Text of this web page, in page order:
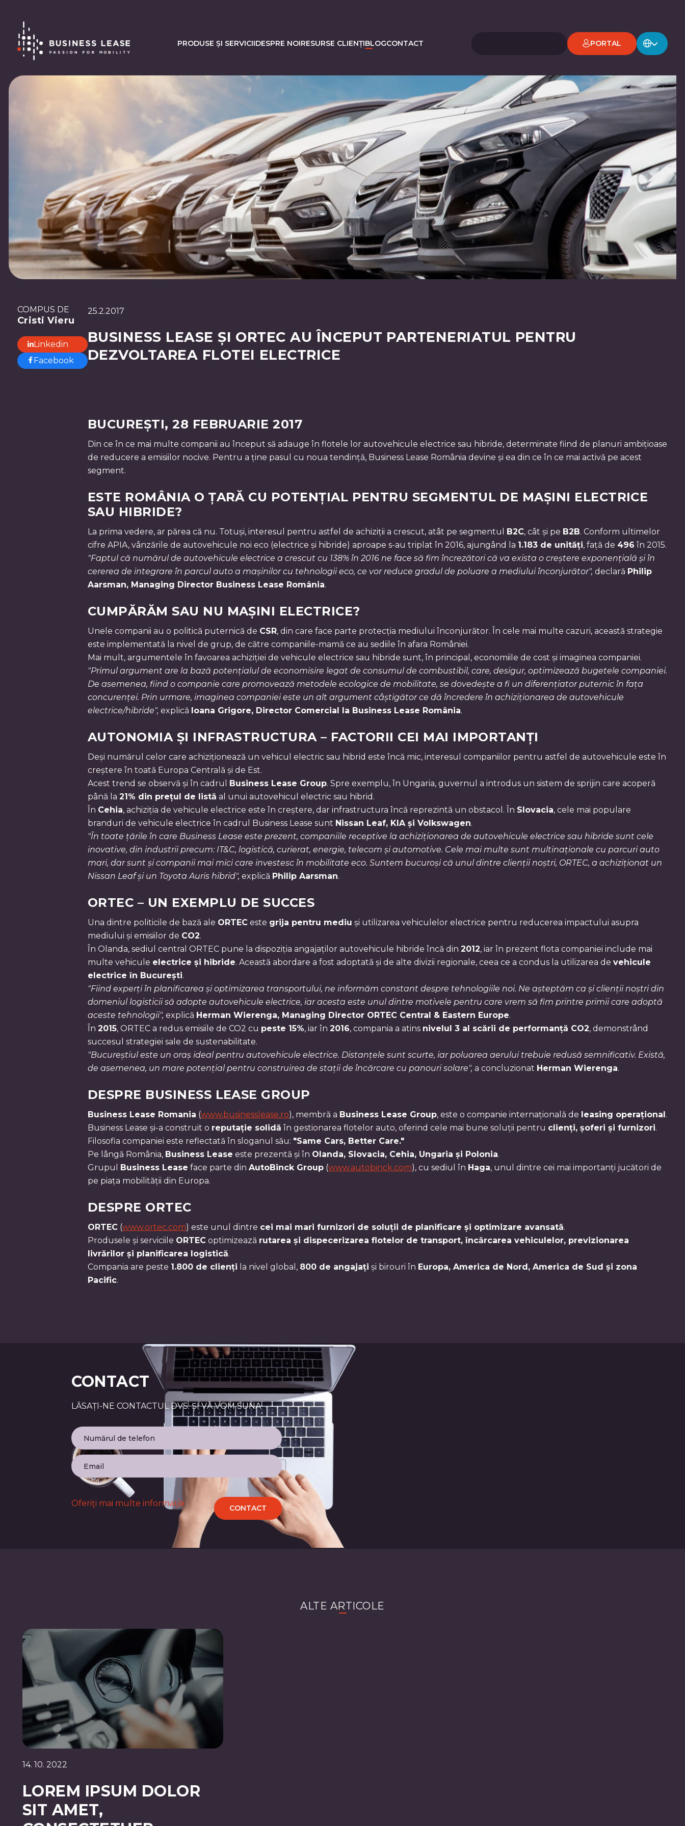
PRODUSE ȘI SERVICIIDESPRE NOIRESURSE CLIENȚIBLOGCONTACT PORTAL
COMPUS DE
Cristi Vieru
Linkedin
Facebook
25.2.2017
BUSINESS LEASE ȘI ORTEC AU ÎNCEPUT PARTENERIATUL PENTRU
DEZVOLTAREA FLOTEI ELECTRICE
BUCUREȘTI, 28 FEBRUARIE 2017
Din ce în ce mai multe companii au început să adauge în flotele lor autovehicule electrice sau hibride, determinate fiind de planuri ambițioase
de reducere a emisiilor nocive. Pentru a ține pasul cu noua tendință, Business Lease România devine și ea din ce în ce mai activă pe acest
segment.
ESTE ROMÂNIA O ȚARĂ CU POTENȚIAL PENTRU SEGMENTUL DE MAȘINI ELECTRICE
SAU HIBRIDE?
La prima vedere, ar părea că nu. Totuși, interesul pentru astfel de achiziții a crescut, atât pe segmentul B2C, cât și pe B2B. Conform ultimelor
cifre APIA, vânzările de autovehicule noi eco (electrice și hibride) aproape s-au triplat în 2016, ajungând la 1.183 de unități, față de 496 în 2015.
"Faptul că numărul de autovehicule electrice a crescut cu 138% în 2016 ne face să fim încrezători că va exista o creștere exponențială și în
cererea de integrare în parcul auto a mașinilor cu tehnologii eco, ce vor reduce gradul de poluare a mediului înconjurător", declară Philip
Aarsman, Managing Director Business Lease România.
CUMPĂRĂM SAU NU MAȘINI ELECTRICE?
Unele companii au o politică puternică de CSR, din care face parte protecția mediului înconjurător. În cele mai multe cazuri, această strategie
este implementată la nivel de grup, de către companiile-mamă ce au sediile în afara României.
Mai mult, argumentele în favoarea achiziției de vehicule electrice sau hibride sunt, în principal, economiile de cost și imaginea companiei.
"Primul argument are la bază potențialul de economisire legat de consumul de combustibil, care, desigur, optimizează bugetele companiei.
De asemenea, fiind o companie care promovează metodele ecologice de mobilitate, se dovedește a fi un diferențiator puternic în fața
concurenței. Prin urmare, imaginea companiei este un alt argument câștigător ce dă încredere în achiziționarea de autovehicule
electrice/hibride", explică Ioana Grigore, Director Comercial la Business Lease România.
AUTONOMIA ȘI INFRASTRUCTURA – FACTORII CEI MAI IMPORTANȚI
Deși numărul celor care achiziționează un vehicul electric sau hibrid este încă mic, interesul companiilor pentru astfel de autovehicule este în
creștere în toată Europa Centrală și de Est.
Acest trend se observă și în cadrul Business Lease Group. Spre exemplu, în Ungaria, guvernul a introdus un sistem de sprijin care acoperă
până la 21% din prețul de listă al unui autovehicul electric sau hibrid.
În Cehia, achiziția de vehicule electrice este în creștere, dar infrastructura încă reprezintă un obstacol. În Slovacia, cele mai populare
branduri de vehicule electrice în cadrul Business Lease sunt Nissan Leaf, KIA și Volkswagen.
"În toate țările în care Business Lease este prezent, companiile receptive la achiziționarea de autovehicule electrice sau hibride sunt cele
inovative, din industrii precum: IT&C, logistică, curierat, energie, telecom și automotive. Cele mai multe sunt multinaționale cu parcuri auto
mari, dar sunt și companii mai mici care investesc în mobilitate eco. Suntem bucuroși că unul dintre clienții noștri, ORTEC, a achiziționat un
Nissan Leaf și un Toyota Auris hibrid", explică Philip Aarsman.
ORTEC – UN EXEMPLU DE SUCCES
Una dintre politicile de bază ale ORTEC este grija pentru mediu și utilizarea vehiculelor electrice pentru reducerea impactului asupra
mediului și emisiilor de CO2.
În Olanda, sediul central ORTEC pune la dispoziția angajaților autovehicule hibride încă din 2012, iar în prezent flota companiei include mai
multe vehicule electrice și hibride. Această abordare a fost adoptată și de alte divizii regionale, ceea ce a condus la utilizarea de vehicule
electrice în București.
"Fiind experți în planificarea și optimizarea transportului, ne informăm constant despre tehnologiile noi. Ne așteptăm ca și clienții noștri din
domeniul logisticii să adopte autovehicule electrice, iar acesta este unul dintre motivele pentru care vrem să fim printre primii care adoptă
aceste tehnologii", explică Herman Wierenga, Managing Director ORTEC Central & Eastern Europe.
În 2015, ORTEC a redus emisiile de CO2 cu peste 15%, iar în 2016, compania a atins nivelul 3 al scării de performanță CO2, demonstrând
succesul strategiei sale de sustenabilitate.
"Bucureștiul este un oraș ideal pentru autovehicule electrice. Distanțele sunt scurte, iar poluarea aerului trebuie redusă semnificativ. Există,
de asemenea, un mare potențial pentru construirea de stații de încărcare cu panouri solare", a concluzionat Herman Wierenga.
DESPRE BUSINESS LEASE GROUP
Business Lease Romania (www.businesslease.ro), membră a Business Lease Group, este o companie internațională de leasing operațional.
Business Lease și-a construit o reputație solidă în gestionarea flotelor auto, oferind cele mai bune soluții pentru clienți, șoferi și furnizori.
Filosofia companiei este reflectată în sloganul său: "Same Cars, Better Care."
Pe lângă România, Business Lease este prezentă și în Olanda, Slovacia, Cehia, Ungaria și Polonia.
Grupul Business Lease face parte din AutoBinck Group (www.autobinck.com), cu sediul în Haga, unul dintre cei mai importanți jucători de
pe piața mobilității din Europa.
DESPRE ORTEC
ORTEC (www.ortec.com) este unul dintre cei mai mari furnizori de soluții de planificare și optimizare avansată.
Produsele și serviciile ORTEC optimizează rutarea și dispecerizarea flotelor de transport, încărcarea vehiculelor, previzionarea
livrărilor și planificarea logistică.
Compania are peste 1.800 de clienți la nivel global, 800 de angajați și birouri în Europa, America de Nord, America de Sud și zona
Pacific.
CONTACT
LĂSAȚI-NE CONTACTUL DVS. ȘI VĂ VOM SUNA
Oferiţi mai multe informaţii
CONTACT
ALTE ARTICOLE
14. 10. 2022
LOREM IPSUM DOLOR
SIT AMET,